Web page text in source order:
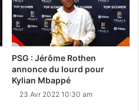
PSG : Jérôme Rothen
annonce du lourd pour
Kylian Mbappé
23 Avr 2022 10:30 am